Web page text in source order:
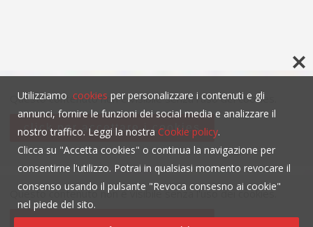
Questo contenuto non è visibile senza l'uso dei cookies.
click per accettare i cookies
Questo contenuto non è visibile senza l'uso dei cookies.
Utilizziamo cookies per personalizzare i contenuti e gli
annunci, fornire le funzioni dei social media e analizzare il
nostro traffico. Leggi la nostra Cookie policy.
Clicca su "Accetta cookies" o continua la navigazione per
consentirne l'utilizzo. Potrai in qualsiasi momento revocare il
consenso usando il pulsante "Revoca consesno ai cookie"
nel piede del sito.